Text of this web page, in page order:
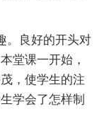
。良好的开头对
堂课一开始，
，使学生的注
学会了怎样制